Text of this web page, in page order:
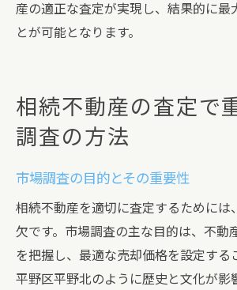
産の適正な査定が実現し、結果的に最
とが可能となります。
相続不動産の査定で
調査の方法
市場調査の目的とその重要性
相続不動産を適切に査定するためには
欠です。市場調査の主な目的は、不動
を把握し、最適な売却価格を設定する
平野区平野北のように歴史と文化が影